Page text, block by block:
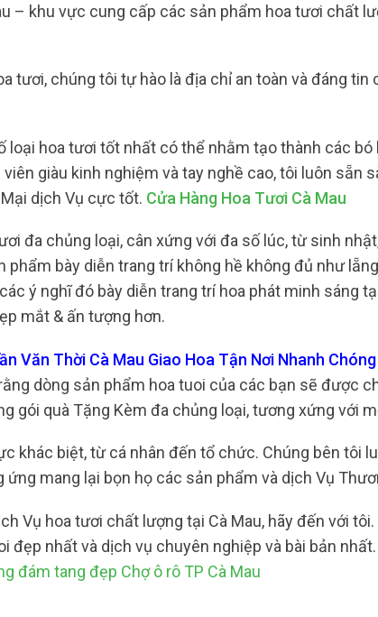
– khu vực cung cấp các sản phẩm hoa tươi chất
tươi, chúng tôi tự hào là địa chỉ an toàn và đáng tin
hoa tươi tốt nhất có thể nhằm tạo thành các bó
giàu kinh nghiệm và tay nghề cao, tôi luôn sẵn
dịch Vụ cực tốt. Cửa Hàng Hoa Tươi Cà Mau
đa chủng loại, cân xứng với đa số lúc, từ sinh
bày diễn trang trí không hề không đủ như
ý nghĩ đó bày diễn trang trí hoa phát minh sáng
mắt & ấn tượng hơn.
Văn Thời Cà Mau Giao Hoa Tận Nơi Nhanh Chóng
dòng sản phẩm hoa tuoi của các bạn sẽ được
gói quà Tặng Kèm đa chủng loại, tương xứng với
khác biệt, từ cá nhân đến tổ chức. Chúng bên tôi
mang lại bọn họ các sản phẩm và dịch Vụ
Vụ hoa tươi chất lượng tại Cà Mau, hãy đến với
đẹp nhất và dịch vụ chuyên nghiệp và bài bản
đám tang đẹp Chợ ô rô TP Cà Mau